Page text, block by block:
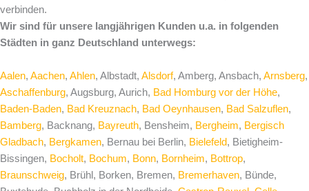
verbinden.
Wir sind für unsere langjährigen Kunden u.a. in folgenden
Städten in ganz Deutschland unterwegs:
Aalen, Aachen, Ahlen, Albstadt, Alsdorf, Amberg, Ansbach, Arnsberg,
Aschaffenburg, Augsburg, Aurich, Bad Homburg vor der Höhe,
Baden-Baden, Bad Kreuznach, Bad Oeynhausen, Bad Salzuflen,
Bamberg, Backnang, Bayreuth, Bensheim, Bergheim, Bergisch
Gladbach, Bergkamen, Bernau bei Berlin, Bielefeld, Bietigheim-
Bissingen, Bocholt, Bochum, Bonn, Bornheim, Bottrop,
Braunschweig, Brühl, Borken, Bremen, Bremerhaven, Bünde,